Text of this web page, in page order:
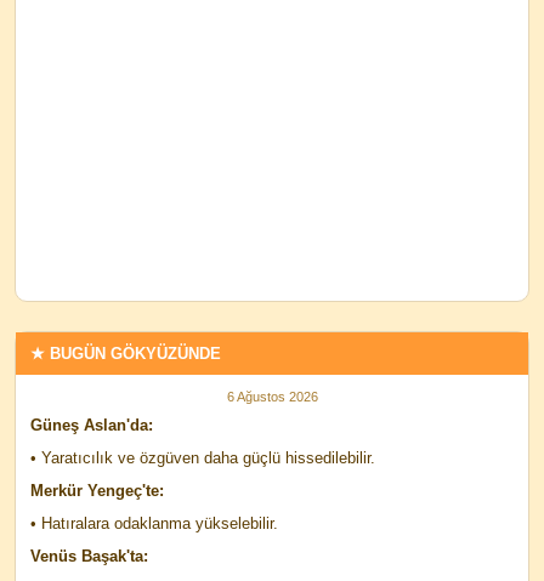
★ BUGÜN GÖKYÜZÜNDE
6 Ağustos 2026
Güneş Aslan'da:
• Yaratıcılık ve özgüven daha güçlü hissedilebilir.
Merkür Yengeç'te:
• Hatıralara odaklanma yükselebilir.
Venüs Başak'ta: